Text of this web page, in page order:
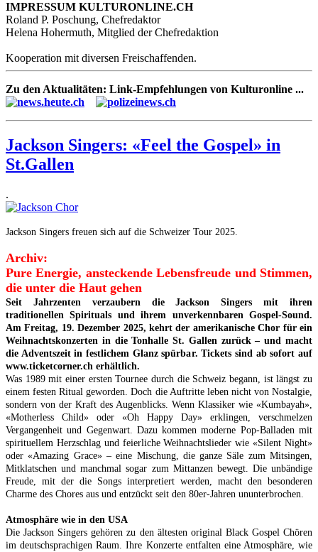
IMPRESSUM KULTURONLINE.CH
Roland P. Poschung, Chefredaktor
Helena Hohermuth, Mitglied der Chefredaktion
Kooperation mit diversen Freischaffenden.
Zu den Aktualitäten: Link-Empfehlungen von Kulturonline ...
Jackson Singers: «Feel the Gospel» in
St.Gallen
.
Jackson Singers freuen sich auf die Schweizer Tour 2025.
Archiv:
Pure Energie, ansteckende Lebensfreude und Stimmen,
die unter die Haut gehen
Seit Jahrzenten verzaubern die Jackson Singers mit ihren
traditionellen Spirituals und ihrem unverkennbaren Gospel-Sound.
Am Freitag, 19. Dezember 2025, kehrt der amerikanische Chor für ein
Weihnachtskonzerten in die Tonhalle St. Gallen zurück – und macht
die Adventszeit in festlichem Glanz spürbar. Tickets sind ab sofort auf
www.ticketcorner.ch erhältlich.
Was 1989 mit einer ersten Tournee durch die Schweiz begann, ist längst zu
einem festen Ritual geworden. Doch die Auftritte leben nicht von Nostalgie,
sondern von der Kraft des Augenblicks. Wenn Klassiker wie «Kumbayah»,
«Motherless Child» oder «Oh Happy Day» erklingen, verschmelzen
Vergangenheit und Gegenwart. Dazu kommen moderne Pop-Balladen mit
spirituellem Herzschlag und feierliche Weihnachtslieder wie «Silent Night»
oder «Amazing Grace» – eine Mischung, die ganze Säle zum Mitsingen,
Mitklatschen und manchmal sogar zum Mittanzen bewegt. Die unbändige
Freude, mit der die Songs interpretiert werden, macht den besonderen
Charme des Chores aus und entzückt seit den 80er-Jahren ununterbrochen.
Atmosphäre wie in den USA
Die Jackson Singers gehören zu den ältesten original Black Gospel Chören
im deutschsprachigen Raum. Ihre Konzerte entfalten eine Atmosphäre, wie